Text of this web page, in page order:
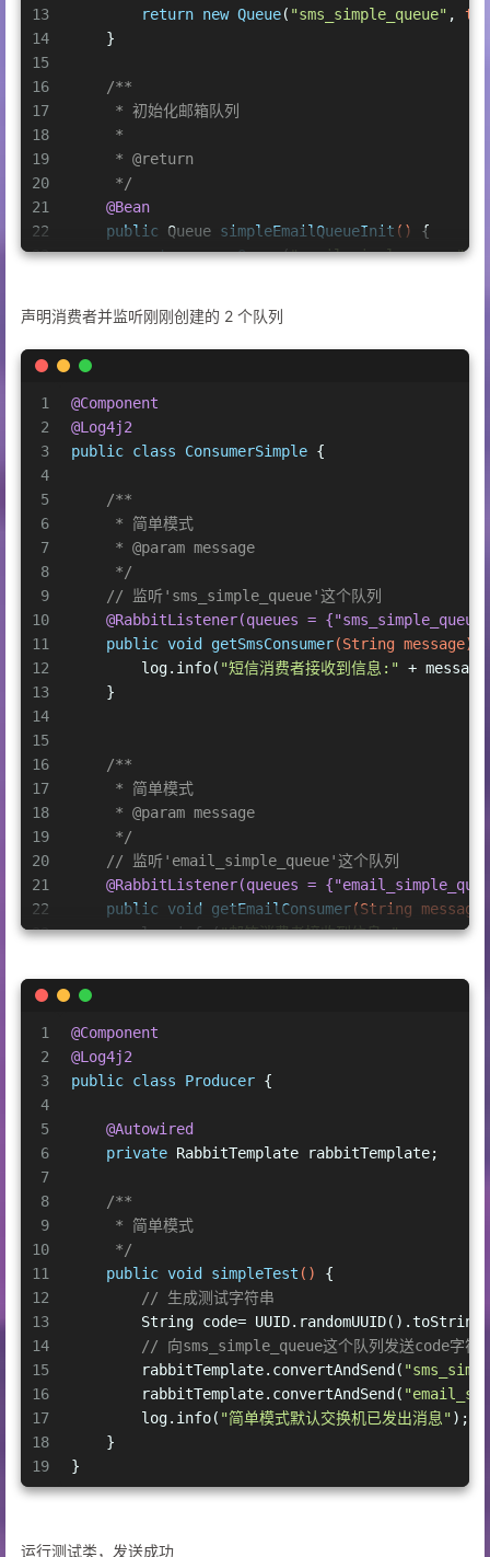
13
14
15
16
17
18
19
20
21
22
23
26
27
return new Queue( "sms_simple_queue" ,
    }
/**
     * 初始化邮箱队列
     *
     *
@return
     */
@Bean
public Queue simpleEmailQueueInit ()
{
return new Queue("email_simple_queue",
}
声明消费者并监听刚刚创建的 2 个队列
1
2
3
4
5
6
7
8
9
10
11
12
13
14
15
16
17
18
19
20
21
22
23
25
@Component
@Log4j2
public class ConsumerSimple {
/**
     * 简单模式
     *
@param message
     */
// 监听'sms_simple_queue'这个队列
@RabbitListener(queues =
public void getSmsConsumer(String message)
        log.info(
"短信消费者接收到信息:" +
    }
/**
     * 简单模式
     *
@param message
     */
// 监听'email_simple_queue'这个队列
@RabbitListener(queues =
public
void getEmailConsumer(String message)
        log.info(
"邮箱消费者接收到信息:" +
}
1
2
3
4
5
6
7
8
9
10
11
12
13
14
15
16
17
18
19
@Component
@Log4j2
public class Producer {
@Autowired
private RabbitTemplate rabbitTemplate;
/**
     * 简单模式
     */
public void simpleTest ()
{
// 生成测试字符串
String code=
// 向sms_simple_queue这个队列发送code字符
        rabbitTemplate.convertAndSend(
        rabbitTemplate.convertAndSend(
        log.info(
"简单模式默认交换机已发出消息");
    }
}
运行测试类，发送成功